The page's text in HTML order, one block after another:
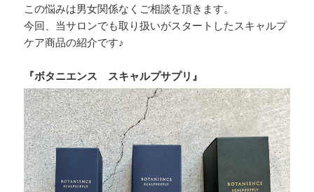
この悩みは男女関係なくご相談を頂きます。
今回、当サロンでも取り扱いがスタートしたスキャルプ
ケア商品の紹介です♪
『ボタニエンス スキャルプサプリ』